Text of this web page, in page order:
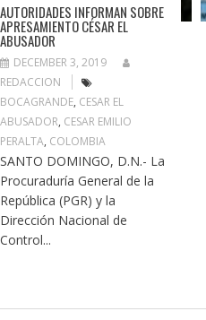
AUTORIDADES INFORMAN SOBRE
APRESAMIENTO CÉSAR EL
ABUSADOR
DECEMBER 3, 2019
REDACCION
BOCAGRANDE, CESAR EL
ABUSADOR, CESAR EMILIO
PERALTA, COLOMBIA
SANTO DOMINGO, D.N.- La
Procuraduría General de la
República (PGR) y la
Dirección Nacional de
Control...